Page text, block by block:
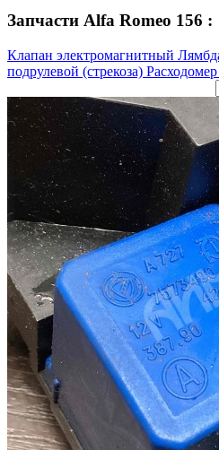
Запчасти Alfa Romeo 156 :
Клапан электромагнитный
подрулевой (стрекоза) Расходомер